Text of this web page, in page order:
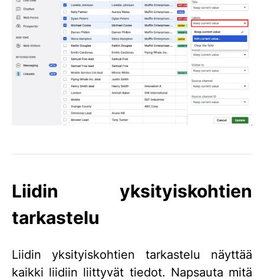
Liidin yksityiskohtien
tarkastelu
Liidin yksityiskohtien tarkastelu näyttää
kaikki liidiin liittyvät tiedot. Napsauta mitä